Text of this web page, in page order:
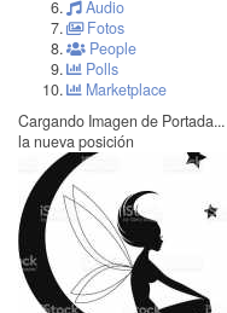
Audio
Fotos
People
Polls
Marketplace
Cargando Imagen de Portada...
la nueva posición